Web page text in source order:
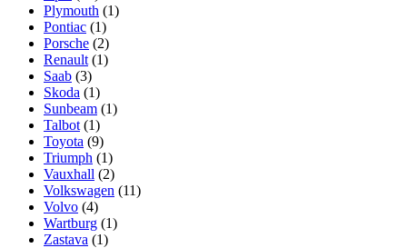
Plymouth (1)
Pontiac (1)
Porsche (2)
Renault (1)
Saab (3)
Skoda (1)
Sunbeam (1)
Talbot (1)
Toyota (9)
Triumph (1)
Vauxhall (2)
Volkswagen (11)
Volvo (4)
Wartburg (1)
Zastava (1)